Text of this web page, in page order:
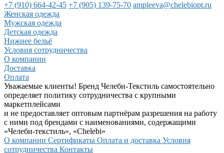
+7 (910) 664-42-45 +7 (905) 139-75-70 ampleeva@chelebiopt.ru
Женская одежда
Мужская одежда
Детская одежда
Нижнее бельё
Условия сотрудничества
О компании
Доставка
Оплата
Уважаемые клиенты! Бренд Челеби-Текстиль самостоятельно
определяет политику сотрудничества с крупными
маркетплейсами
и не предоставляет оптовым партнёрам разрешения на работу
с ними под брендами с наименованиями, содержащими
«Челеби-текстиль», «Chelebi»
О компании Сертификаты Оплата и доставка Условия
сотрудничества Контакты